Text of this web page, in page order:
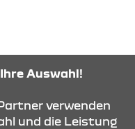
Auswahl!
verwenden
und die Leistung